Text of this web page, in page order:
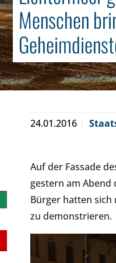
Menschen
24.01.2016
Auf der Fassade
gestern am
Bürger hatten sich
zu demonstrieren.